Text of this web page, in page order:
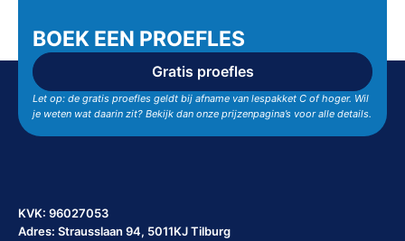
BOEK EEN PROEFLES
Gratis proefles
Let op: de gratis proefles geldt bij afname van lespakket C of hoger. Wil
je weten wat daarin zit? Bekijk dan onze prijzenpagina’s voor alle details.
KVK: 96027053
Adres: Strausslaan 94, 5011KJ Tilburg